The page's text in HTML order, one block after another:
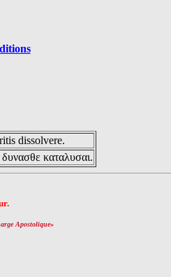
dissolvere.
καταλυσαι.
Apostolique»